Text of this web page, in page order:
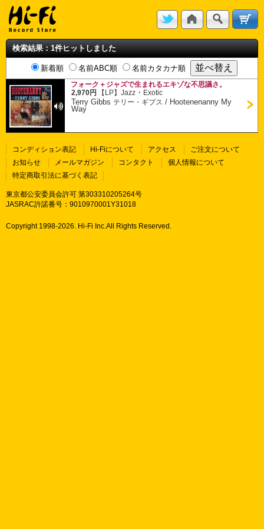
検索結果：1件ヒットしました
新着順 名前ABC順 名前カタカナ順
フォーク＋ジャズで生まれるエキゾな不思議さ。
2,970円
【LP】Jazz ・ Exotic
Terry Gibbs テリー・ギブス / Hootenenanny My
Way
コンディション表記 Hi-Fiについて アクセス
ご注文について
お知らせ
メールマガジン コンタクト
個人情報について
特定商取引法に基づく表記
東京都公安委員会許可 第303310205264号
JASRAC許諾番号：9010970001Y31018
Copyright 1998-2026. Hi-Fi Inc.All Rights Reserved.